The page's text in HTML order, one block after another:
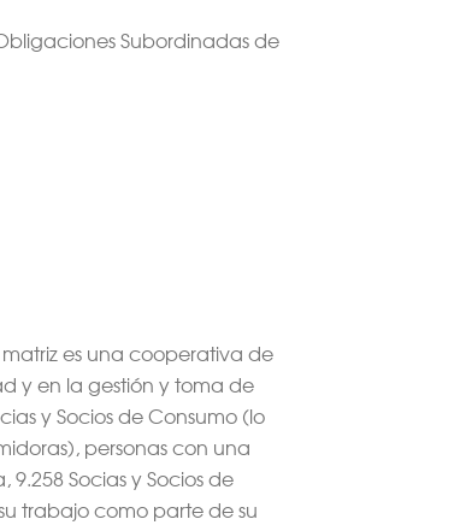
Subordinadas de
es una cooperativa de
y en la gestión y toma de
y Socios de Consumo (lo
personas con una
Socias y Socios de
trabajo como parte de su